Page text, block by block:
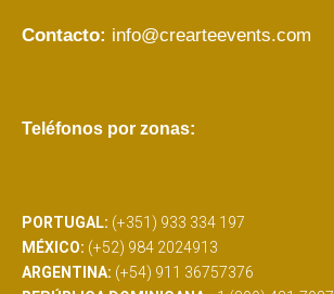
Contacto: info@crearteevents.com
Teléfonos por zonas:
PORTUGAL: (+351) 933 334 197
MÉXICO: (+52) 984 2024913
ARGENTINA: (+54) 911 36757376